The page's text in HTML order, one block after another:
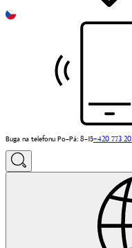
Buga na telefonu Po–Pá: 8–15+420 773